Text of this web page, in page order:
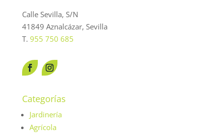
Calle Sevilla, S/N
41849 Aznalcázar, Sevilla
T. 955 750 685
Categorías
Jardinería
Agrícola